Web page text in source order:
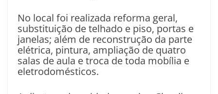
No local foi realizada reforma geral,
substituição de telhado e piso, portas e
janelas; além de reconstrução da parte
elétrica, pintura, ampliação de quatro
salas de aula e troca de toda mobília e
eletrodomésticos.